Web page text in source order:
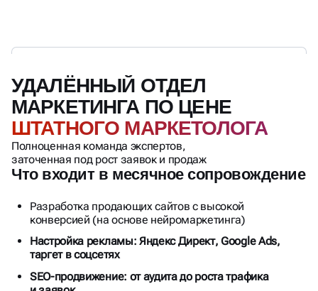
УДАЛЁННЫЙ ОТДЕЛ
МАРКЕТИНГА ПО ЦЕНЕ
ШТАТНОГО МАРКЕТОЛОГА
Полноценная команда экспертов,
заточенная под рост заявок и продаж
Что входит в месячное сопровождение
Разработка продающих сайтов с высокой
конверсией (на основе нейромаркетинга)
Настройка рекламы: Яндекс Директ, Google Ads,
таргет в соцсетях
SEO-продвижение: от аудита до роста трафика